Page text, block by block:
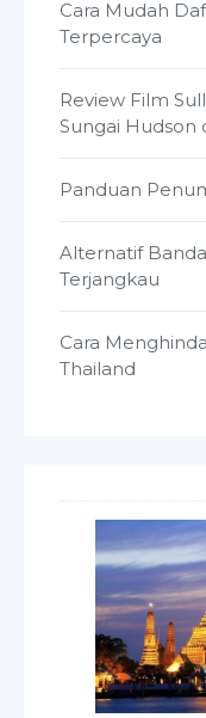
Cara Mudah
Terpercaya
Review Film
Sungai Hudson
Panduan
Alternatif
Terjangkau
Cara
Thailand